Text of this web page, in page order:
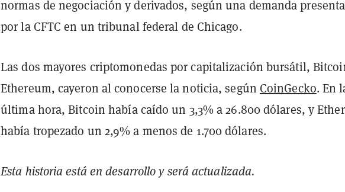
normas de negociación y derivados, según una demanda
por la CFTC en un tribunal federal de Chicago.
Las dos mayores criptomonedas por capitalización bursátil,
Ethereum, cayeron al conocerse la noticia, según CoinGecko. En
última hora, Bitcoin había caído un 3,3% a 26.800 dólares, y
había tropezado un 2,9% a menos de 1.700 dólares.
Esta historia está en desarrollo y será actualizada.